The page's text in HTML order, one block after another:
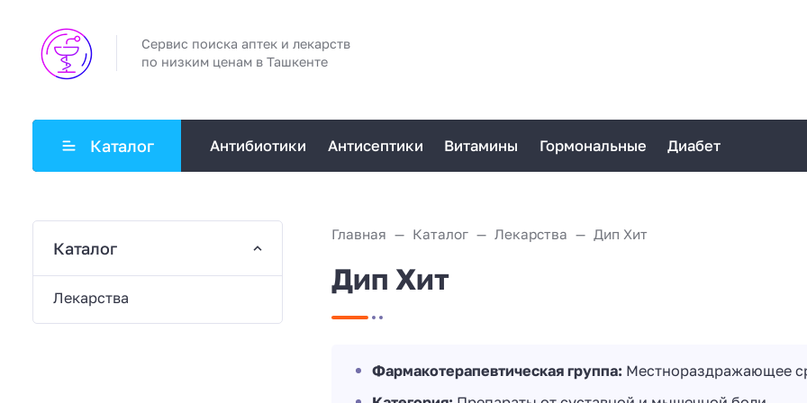
Сервис поиска аптек и лекарств
по низким ценам в Ташкенте
Каталог Антибиотики Антисептики Витамины Гормональные Диабет
Главная Каталог Лекарства Дип Хит
Дип Хит
Фармакотерапевтическая группа: Местнораздражающее
Каталог
Лекарства